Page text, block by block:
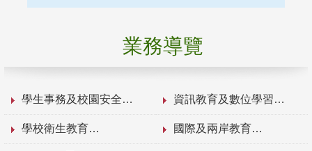
業務導覽
學生事務及校園安全 資訊教育及數位學習
學校衛生教育 國際及兩岸教育